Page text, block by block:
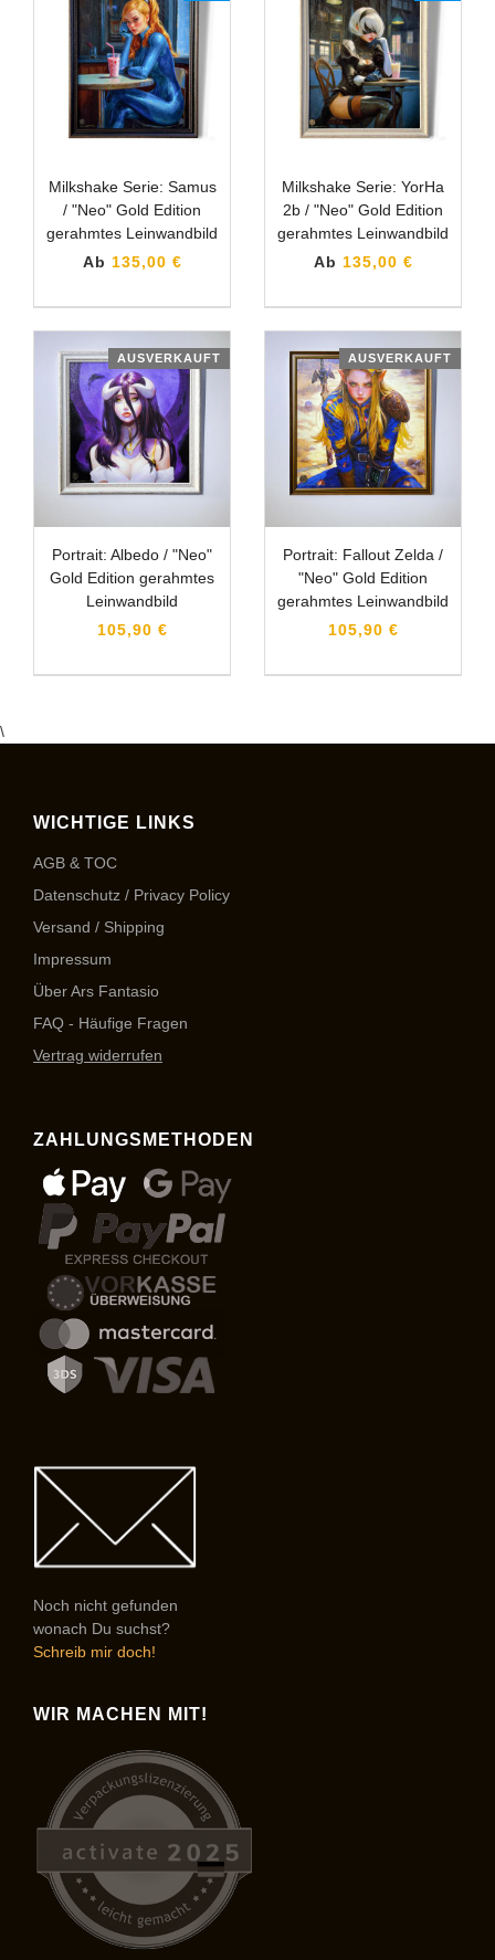
Milkshake Serie: Samus
/ "Neo" Gold Edition
gerahmtes Leinwandbild
Ab 135,00 €
Milkshake Serie: YorHa
2b / "Neo" Gold Edition
gerahmtes Leinwandbild
Ab 135,00 €
AUSVERKAUFT
Portrait: Albedo / "Neo"
Gold Edition gerahmtes
Leinwandbild
105,90 €
AUSVERKAUFT
Portrait: Fallout Zelda /
"Neo" Gold Edition
gerahmtes Leinwandbild
105,90 €
\
WICHTIGE LINKS
AGB & TOC
Datenschutz / Privacy Policy
Versand / Shipping
Impressum
Über Ars Fantasio
FAQ - Häufige Fragen
Vertrag widerrufen
ZAHLUNGSMETHODEN
Noch nicht gefunden
wonach Du suchst?
Schreib mir doch!
WIR MACHEN MIT!